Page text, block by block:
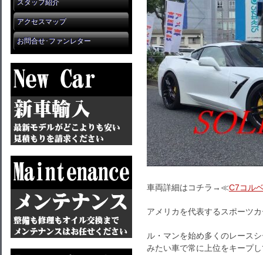
スタッフ紹介
アクセスマップ
お問合せ･ファンレター
車両詳細はコチラ→≪C7コル
アメリカを代表するスポーツ
ル・マンを始め多くのレース
みたい車で常に上位をキープ